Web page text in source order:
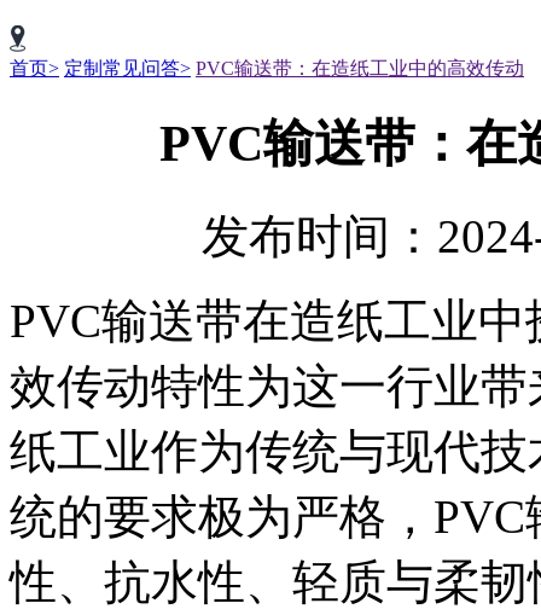
首页> 定制常见问答> PVC输送带：在造纸工业中的高效传动
PVC输送带：在
发布时间：
PVC输送带在造纸工业
效传动特性为这一行业
纸工业作为传统与现代
统的要求极为严格，
性、抗水性、轻质与柔